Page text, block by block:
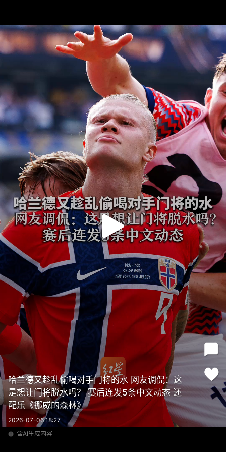
哈兰德又趁乱偷喝对手门将的水 网友调侃：这
是想让门将脱水吗？ 赛后连发5条中文动态 还
配乐《挪威的森林》
2026-07-06 18:27
含AI生成内容